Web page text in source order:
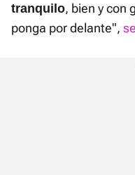
tranquilo, bien y con
ponga por delante",